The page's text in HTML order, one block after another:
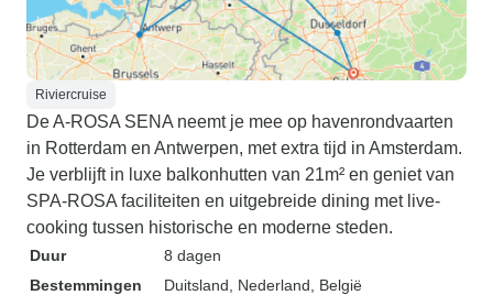
Riviercruise
De A-ROSA SENA neemt je mee op havenrondvaarten
in Rotterdam en Antwerpen, met extra tijd in Amsterdam.
Je verblijft in luxe balkonhutten van 21m² en geniet van
SPA-ROSA faciliteiten en uitgebreide dining met live-
cooking tussen historische en moderne steden.
Duur
8 dagen
Bestemmingen
Duitsland , Nederland , België